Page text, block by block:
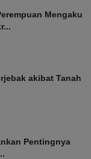
Mengaku
akibat Tanah
Pentingnya